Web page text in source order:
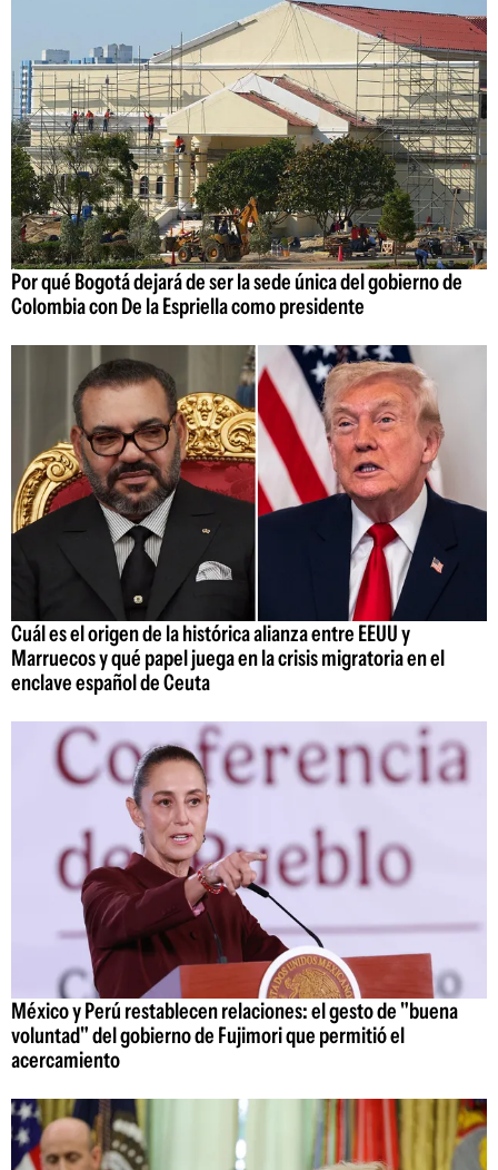
Por qué Bogotá dejará de ser la sede única del gobierno de
Colombia con De la Espriella como presidente
Cuál es el origen de la histórica alianza entre EEUU y
Marruecos y qué papel juega en la crisis migratoria en el
enclave español de Ceuta
México y Perú restablecen relaciones: el gesto de "buena
voluntad" del gobierno de Fujimori que permitió el
acercamiento